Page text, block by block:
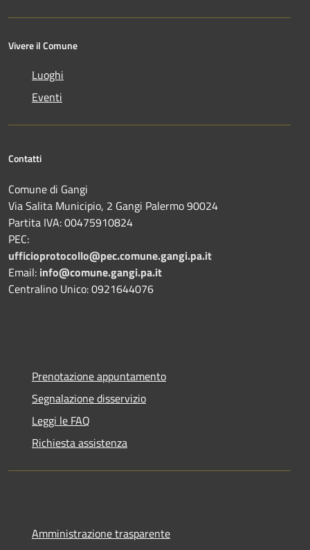
Vivere il Comune
Luoghi
Eventi
Contatti
Comune di Gangi
Via Salita Municipio, 2 Gangi Palermo 90024
Partita IVA: 00475910824
PEC:
ufficioprotocollo@pec.comune.gangi.pa.it
Email: info@comune.gangi.pa.it
Centralino Unico: 0921644076
Prenotazione appuntamento
Segnalazione disservizio
Leggi le FAQ
Richiesta assistenza
Amministrazione trasparente